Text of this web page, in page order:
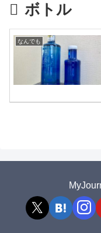
ボトル
なんでも